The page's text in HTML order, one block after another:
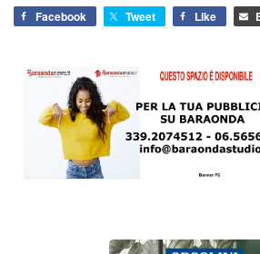
Facebook Tweet Like